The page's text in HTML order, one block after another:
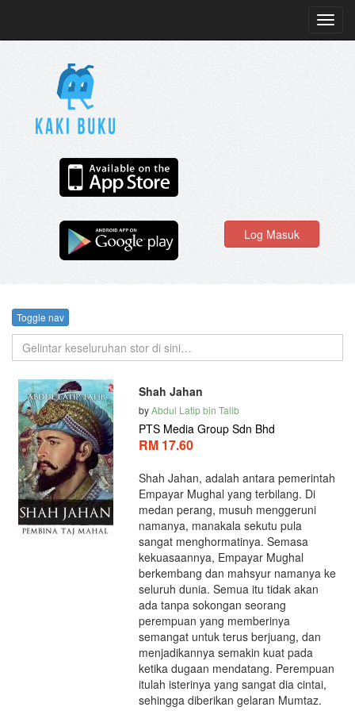
Log Masuk
Toggle nav
Shah Jahan
byAbdul Latip bin Talib
PTS Media Group Sdn Bhd
RM 17.60
Shah Jahan, adalah antara pemerintah
Empayar Mughal yang terbilang. Di
medan perang, musuh menggeruni
namanya, manakala sekutu pula
sangat menghormatinya. Semasa
kekuasaannya, Empayar Mughal
berkembang dan mahsyur namanya ke
seluruh dunia. Semua itu tidak akan
ada tanpa sokongan seorang
perempuan yang memberinya
semangat untuk terus berjuang, dan
menjadikannya semakin kuat pada
ketika dugaan mendatang. Perempuan
itulah isterinya yang sangat dia cintai,
sehingga diberikan gelaran Mumtaz.